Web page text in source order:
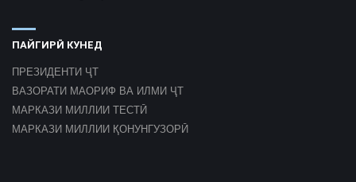
ПАЙГИРӢ КУНЕД
ПРЕЗИДЕНТИ ҶТ
ВАЗОРАТИ МАОРИФ ВА ИЛМИ ҶТ
МАРКАЗИ МИЛЛИИ ТЕСТӢ
МАРКАЗИ МИЛЛИИ ҚОНУНГУЗОРӢ